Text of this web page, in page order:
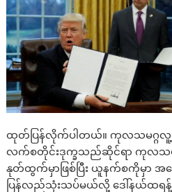
ထုတ်ပြန်လိုက်ပါတယ်။ ကုလသမဂ္ဂလူ့အ
လက်စတိုင်းဒုက္ခသည်ဆိုင်ရာ ကုလသ
နုတ်ထွက်မှာဖြစ်ပြီး ယူနက်စကိုမှာ အ
ပြန်လည်သုံးသပ်မယ်လို့ ဒေါ်နယ်ထရ